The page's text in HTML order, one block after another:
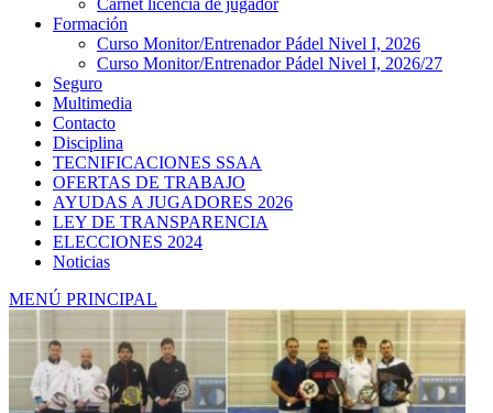
Carnet licencia de jugador
Formación
Curso Monitor/Entrenador Pádel Nivel I, 2026
Curso Monitor/Entrenador Pádel Nivel I, 2026/27
Seguro
Multimedia
Contacto
Disciplina
TECNIFICACIONES SSAA
OFERTAS DE TRABAJO
AYUDAS A JUGADORES 2026
LEY DE TRANSPARENCIA
ELECCIONES 2024
Noticias
MENÚ PRINCIPAL